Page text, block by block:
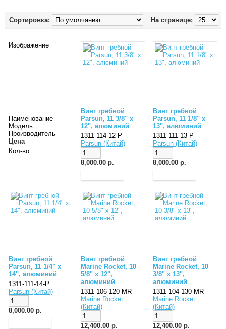
На странице:
Сортировка:
Изображение
Наименование
Модель
Производитель
Цена
Кол-во
Винт гребной
Parsun, 11 3/8" x
12", алюминий
1311-114-12-P
Parsun (Китай)
8,000.00 р.
Винт гребной
Parsun, 11 1/8" x
13", алюминий
1311-111-13-P
Parsun (Китай)
8,000.00 р.
Винт гребной
Parsun, 11 1/4" x
14", алюминий
1311-111-14-P
Parsun (Китай)
8,000.00 р.
Винт гребной
Marine Rocket, 10
5/8" x 12",
алюминий
1311-106-120-MR
Marine Rocket
(Китай)
12,400.00 р.
Винт гребной
Marine Rocket, 10
3/8" x 13",
алюминий
1311-104-130-MR
Marine Rocket
(Китай)
12,400.00 р.